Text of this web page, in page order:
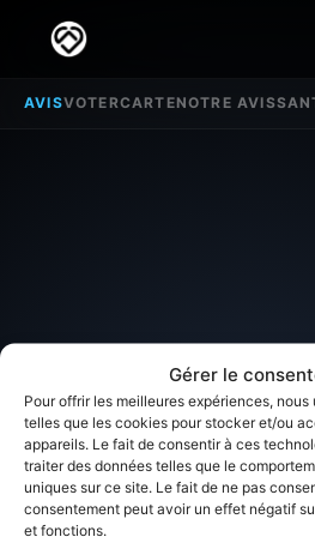
Gérer le
Pour offrir les meilleures expériences,
telles que les cookies pour stocker et/ou
appareils. Le fait de consentir à ces
traiter des données telles que le
uniques sur ce site. Le fait de ne pas
consentement peut avoir un effet négatif
et fonctions.
AVISVOTERCARTENOTRE AVIS
SECTEUR
Avis surLa